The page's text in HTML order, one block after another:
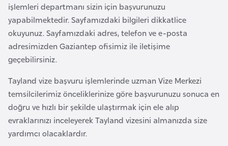
işlemleri departmanı sizin için başvurunuzu
yapabilmektedir. Sayfamızdaki bilgileri dikkatlice
okuyunuz. Sayfamızdaki adres, telefon ve e-posta
adresimizden Gaziantep ofisimiz ile iletişime
geçebilirsiniz.
Tayland vize başvuru işlemlerinde uzman Vize Merkezi
temsilcilerimiz önceliklerinize göre başvurunuzu sonuca en
doğru ve hızlı bir şekilde ulaştırmak için ele alıp
evraklarınızı inceleyerek Tayland vizesini almanızda size
yardımcı olacaklardır.
B
a
n
g
a
d
e
ş